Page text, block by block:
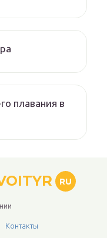
плавания в
RU
Контакты